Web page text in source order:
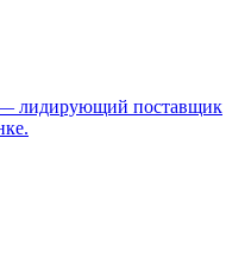
лидирующий поставщик